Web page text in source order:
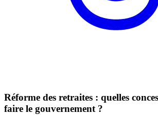
Réforme des retraites : quelles
faire le gouvernement ?